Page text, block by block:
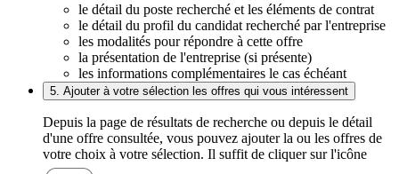
le détail du poste recherché et les éléments de contrat
le détail du profil du candidat recherché par l'entreprise
les modalités pour répondre à cette offre
la présentation de l'entreprise (si présente)
les informations complémentaires le cas échéant
5. Ajouter à votre sélection les offres qui vous intéressent
Depuis la page de résultats de recherche ou depuis le détail
d'une offre consultée, vous pouvez ajouter la ou les offres de
votre choix à votre sélection. Il suffit de cliquer sur l'icône